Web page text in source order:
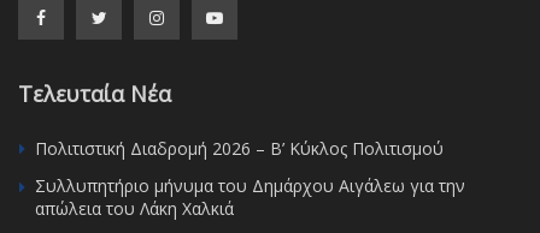
Τελευταία Νέα
Πολιτιστική Διαδρομή 2026 – Β’ Κύκλος Πολιτισμού
Συλλυπητήριο μήνυμα του Δημάρχου Αιγάλεω για την
απώλεια του Λάκη Χαλκιά